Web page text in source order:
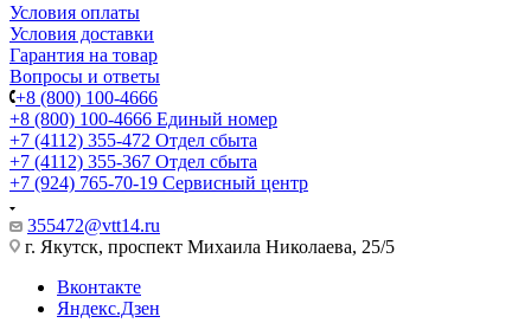
Условия оплаты
Условия доставки
Гарантия на товар
Вопросы и ответы
+8 (800) 100-4666
+8 (800) 100-4666 Единый номер
+7 (4112) 355-472 Отдел сбыта
+7 (4112) 355-367 Отдел сбыта
+7 (924) 765-70-19 Сервисный центр
355472@vtt14.ru
г. Якутск, проспект Михаила Николаева, 25/5
Вконтакте
Яндекс.Дзен